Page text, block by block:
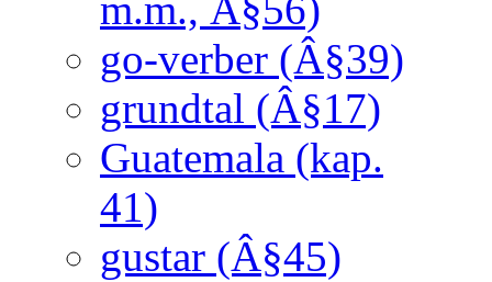
m.m., Â§56)
go-verber (Â§39)
grundtal (Â§17)
Guatemala (kap.
41)
gustar (Â§45)